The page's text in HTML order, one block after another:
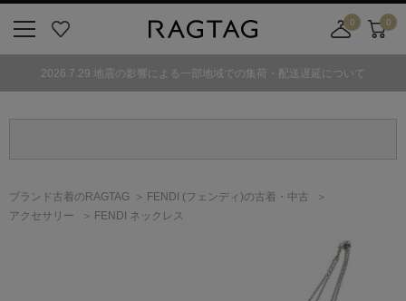
気
0
舗
カ
0
2026.7.29 地震の影響による一部地域での集荷・配送遅延について
ブランド古着のRAGTAG FENDI (フェンディ)の古着・中古
アクセサリー
FENDI ネックレス